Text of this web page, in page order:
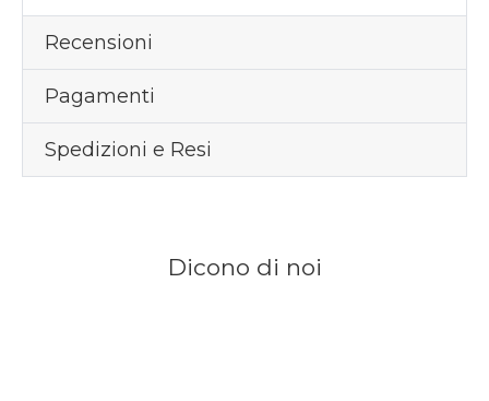
Recensioni
Pagamenti
Spedizioni e Resi
Dicono di noi